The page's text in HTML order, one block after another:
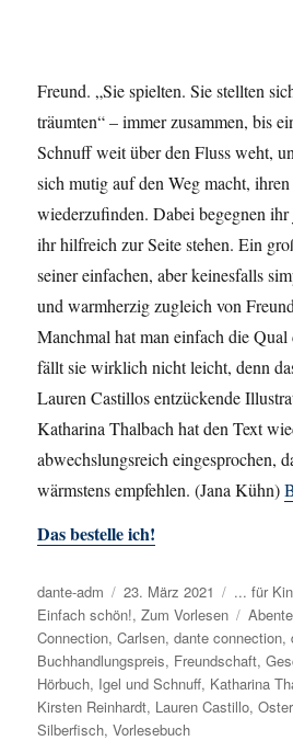
Freund. „Sie spielten. Sie stellten
träumten“ – immer zusammen, bis
Schnuff weit über den Fluss weht,
sich mutig auf den Weg macht,
wiederzufinden. Dabei begegnen
ihr hilfreich zur Seite stehen. Ein
seiner einfachen, aber keinesfalls
und warmherzig zugleich von
Manchmal hat man einfach die
fällt sie wirklich nicht leicht, denn
Lauren Castillos entzückende
Katharina Thalbach hat den Text
abwechslungsreich eingesprochen,
wärmstens empfehlen. (Jana Kühn)
Das bestelle ich!
Autor
dante-adm
Veröffentlicht
am
23. März 2021 ... für
Einfach schön!,Zum Vorlesen
Connection,Carlsen,dante connection,
Buchhandlungspreis, Freundschaft,
Hörbuch, Igel und Schnuff, Katharina
Kirsten Reinhardt, Lauren Castillo,
Silberfisch,Vorlesebuch